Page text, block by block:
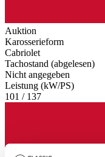
Auktion
Karosserieform
Cabriolet
Tachostand (abgelesen)
Nicht angegeben
Leistung (kW/PS)
101 / 137